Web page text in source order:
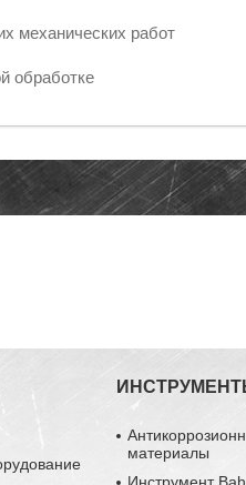
механических работ
обработке
материалы